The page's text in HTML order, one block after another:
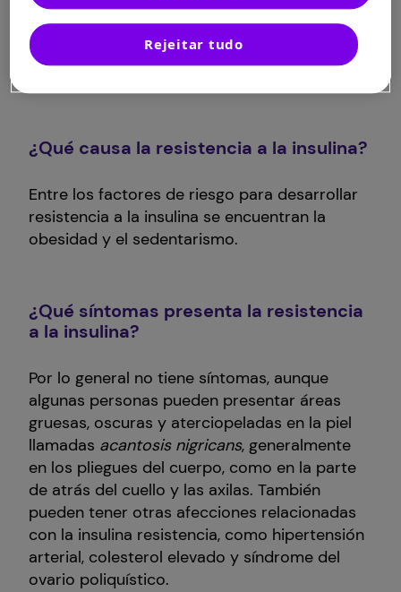
En la insulino resistencia, a pesar de la
presencia de insulina en la sangre, la glucosa
¿Qué causa la resistencia a la insulina?
Entre los factores de riesgo para desarrollar
resistencia a la insulina se encuentran la
obesidad y el sedentarismo.
¿Qué síntomas presenta la resistencia
a la insulina?
Por lo general no tiene síntomas, aunque
algunas personas pueden presentar áreas
gruesas, oscuras y aterciopeladas en la piel
llamadas acantosis nigricans, generalmente
en los pliegues del cuerpo, como en la parte
de atrás del cuello y las axilas. También
pueden tener otras afecciones relacionadas
con la insulina resistencia, como hipertensión
arterial, colesterol elevado y síndrome del
ovario poliquístico.
Rejeitar tudo